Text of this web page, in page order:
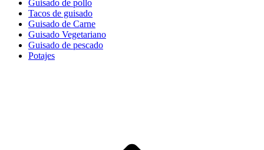
Guisado de pollo
Tacos de guisado
Guisado de Carne
Guisado Vegetariano
Guisado de pescado
Potajes